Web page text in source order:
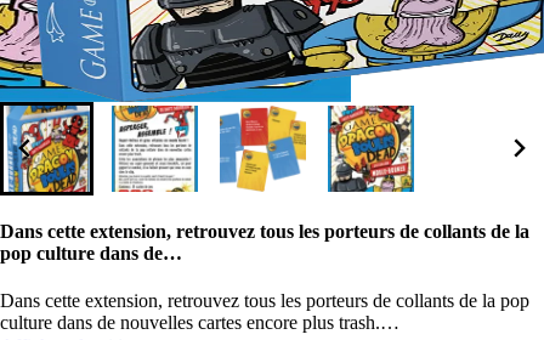
Dans cette extension, retrouvez tous les porteurs de collants de la
pop culture dans de…
Dans cette extension, retrouvez tous les porteurs de collants de la pop
culture dans de nouvelles cartes encore plus trash.…